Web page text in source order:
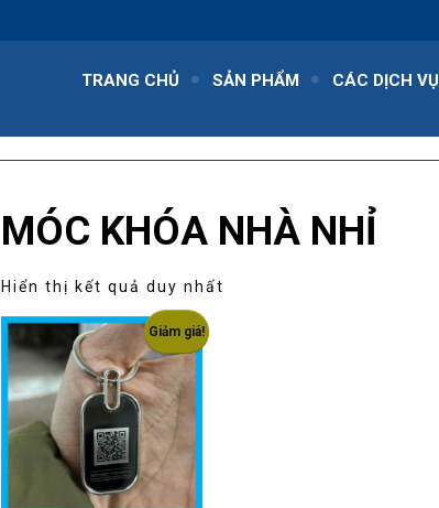
TRANG CHỦ SẢN PHẨM CÁC DỊCH VỤ
MÓC KHÓA NHÀ NHỈ
Hiển thị kết quả duy nhất
Giảm giá!